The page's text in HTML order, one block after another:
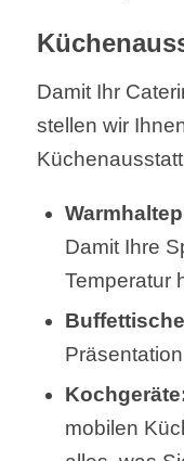
Damit Ihr
stellen wir
Damit Ihre
Temperatur
mobilen